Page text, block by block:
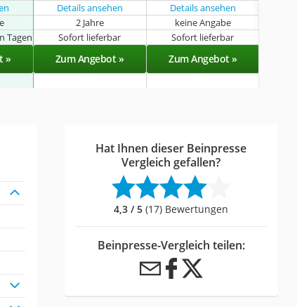
Details ansehen Details ansehen
2 Jahre keine Angabe
Tagen Sofort lieferbar Sofort lieferbar
» Zum Angebot » Zum Angebot »
Hat Ihnen dieser Beinpresse
Vergleich gefallen?
4,3 / 5 (17) Bewertungen
Beinpresse-Vergleich teilen: